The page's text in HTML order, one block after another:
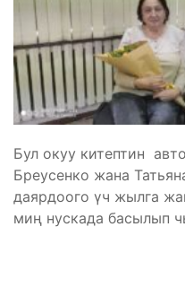
Бул окуу китептин
Бреусенко жана
даярдоого үч жылга
миң нускада басылып